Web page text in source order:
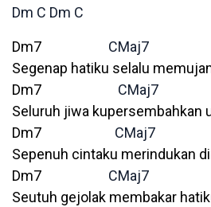
Dm C Dm C
Dm7 CMaj7
Segenap hatiku selalu
Dm7 CMaj7
Seluruh jiwa kupersembahkan
Dm7 CMaj7
Sepenuh cintaku merindukan
Dm7 CMaj7
Seutuh gejolak membakar